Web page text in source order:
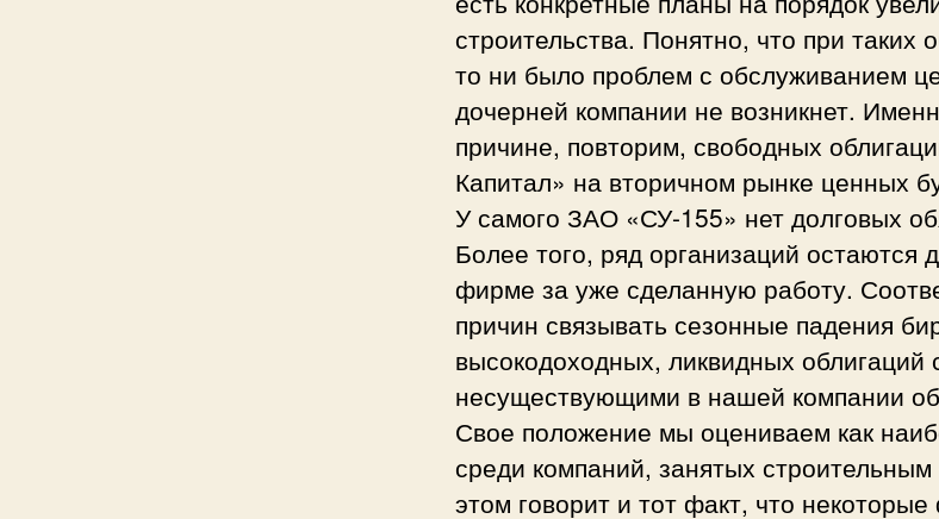
строительства. Понятно, что при таких
то ни было проблем с обслуживанием
дочерней компании не возникнет.
причине, повторим, свободных
Капитал» на вторичном рынке ценных
У самого ЗАО «СУ-155» нет долговых
Более того, ряд организаций
фирме за уже сделанную работу.
причин связывать сезонные падения
высокодоходных, ликвидных облигаций
несуществующими в нашей компании
Свое положение мы оцениваем как
среди компаний, занятых
этом говорит и тот факт, что